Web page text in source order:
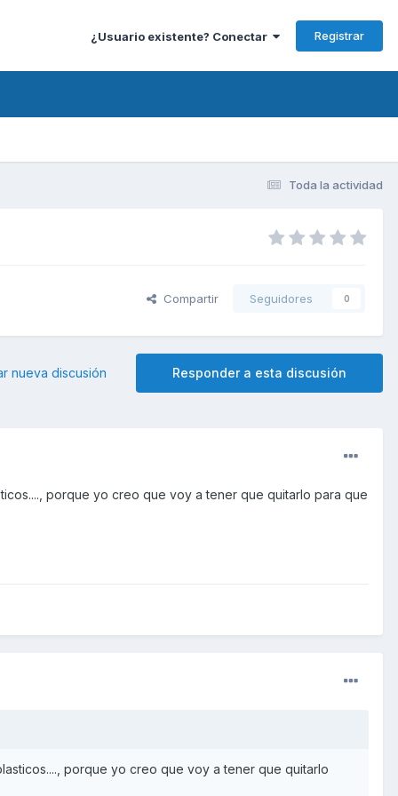
¿Usuario existente? Conectar Registrar
Toda la actividad
Compartir Seguidores 0
Responder a esta discusión
nueva discusión
porque yo creo que voy a tener que quitarlo para que
porque yo creo que voy a tener que quitarlo